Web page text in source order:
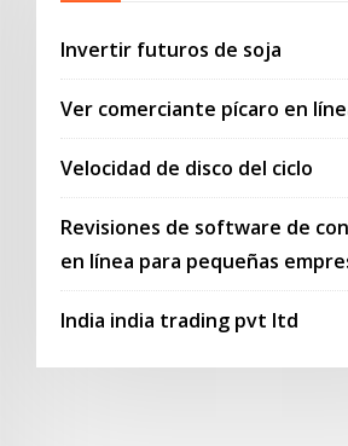
Invertir futuros de soja
Ver comerciante pícaro en
Velocidad de disco del ciclo
Revisiones de software de
en línea para pequeñas
India india trading pvt ltd